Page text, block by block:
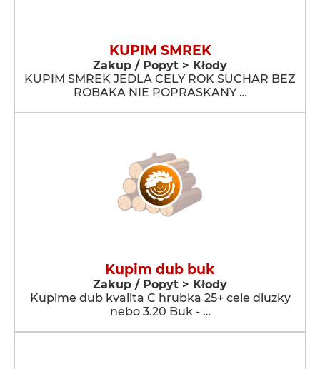
KUPIM SMREK
Zakup / Popyt > Kłody
KUPIM SMREK JEDLA CELY ROK SUCHAR BEZ
ROBAKA NIE POPRASKANY …
Kupim dub buk
Zakup / Popyt > Kłody
Kupime dub kvalita C hrubka 25+ cele dluzky
nebo 3.20 Buk - …